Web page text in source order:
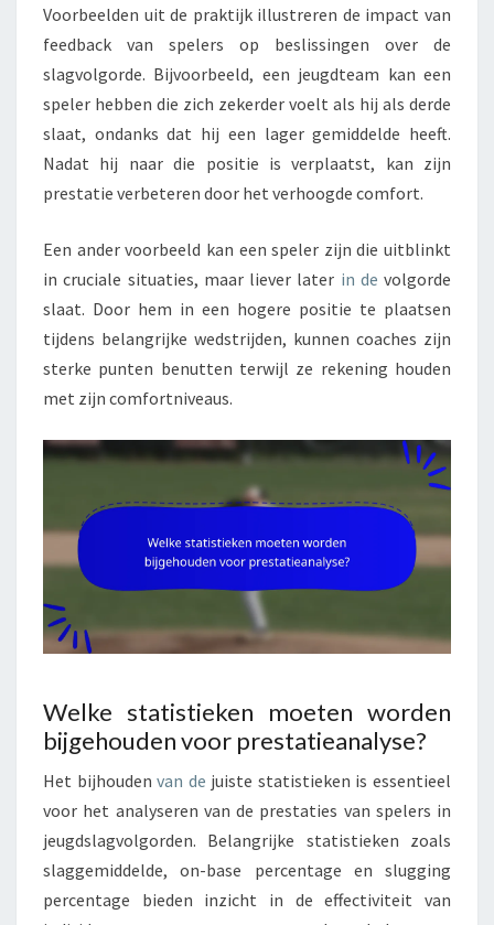
Voorbeelden uit de praktijk illustreren de impact van
feedback van spelers op beslissingen over de
slagvolgorde. Bijvoorbeeld, een jeugdteam kan een
speler hebben die zich zekerder voelt als hij als derde
slaat, ondanks dat hij een lager gemiddelde heeft.
Nadat hij naar die positie is verplaatst, kan zijn
prestatie verbeteren door het verhoogde comfort.
Een ander voorbeeld kan een speler zijn die uitblinkt
in cruciale situaties, maar liever later in de volgorde
slaat. Door hem in een hogere positie te plaatsen
tijdens belangrijke wedstrijden, kunnen coaches zijn
sterke punten benutten terwijl ze rekening houden
met zijn comfortniveaus.
Welke statistieken moeten worden
bijgehouden voor prestatieanalyse?
Het bijhoudenvan de juiste statistieken is essentieel
voor het analyseren van de prestaties van spelers in
jeugdslagvolgorden. Belangrijke statistieken zoals
slaggemiddelde, on-base percentage en slugging
percentage bieden inzicht in de effectiviteit van